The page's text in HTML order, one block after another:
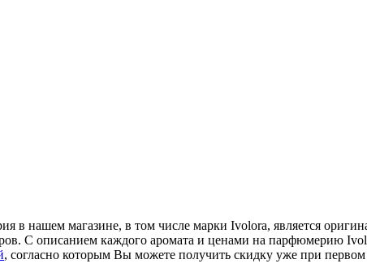
нашем магазине, в том числе марки Ivolora, является
С описанием каждого аромата и ценами на парфюмерию
, согласно которым Вы можете получить скидку уже при первом